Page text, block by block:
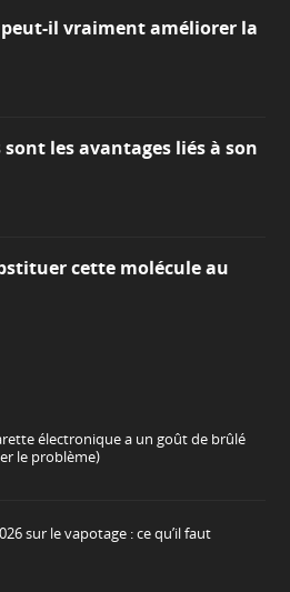
peut-il vraiment améliorer la
sont les avantages liés à son
cette molécule au
électronique a un goût de brûlé
le problème)
sur le vapotage : ce qu’il faut